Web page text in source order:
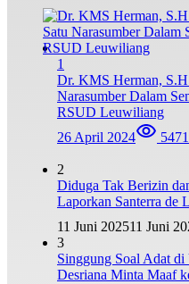
1
Dr. KMS Herman,
Narasumber Dalam
RSUD Leuwiliang
26 April 2024
5471
2
Diduga Tak Berizin
Laporkan Santerra de
11 Juni 202511 Juni
3
Singgung Soal Adat
Desriana Minta Maaf